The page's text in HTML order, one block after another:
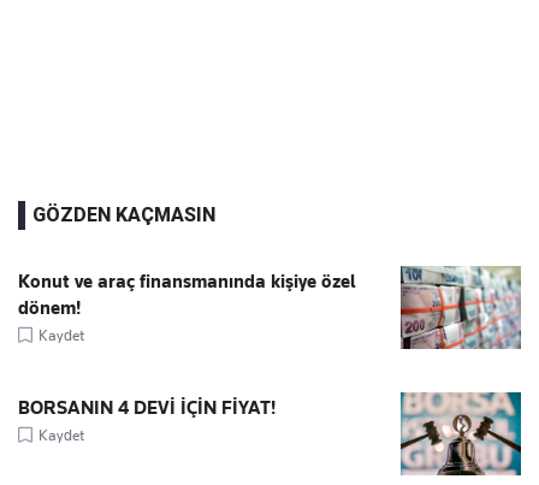
GÖZDEN KAÇMASIN
Konut ve araç finansmanında kişiye özel
dönem!
Kaydet
BORSANIN 4 DEVİ İÇİN FİYAT!
Kaydet